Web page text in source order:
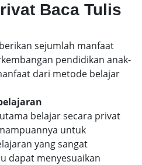
Baca Tulis
sejumlah manfaat
pendidikan anak-
dari metode belajar
belajar secara privat
untuk
yang sangat
dapat menyesuaikan